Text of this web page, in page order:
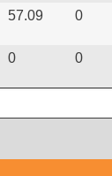
57.09 0
0 0